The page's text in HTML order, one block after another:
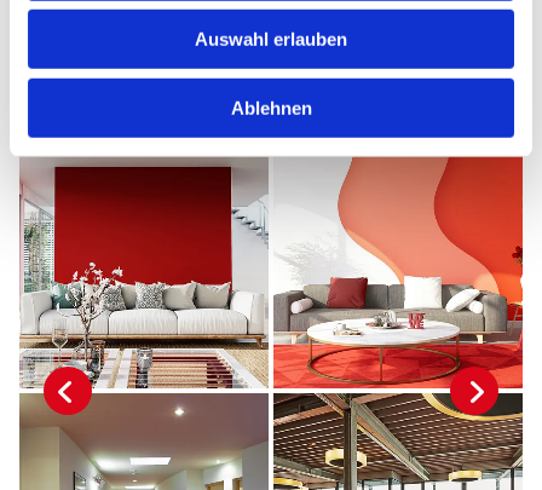
Auswahl erlauben
Ablehnen